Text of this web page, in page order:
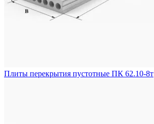
Плиты перекрытия пустотные ПК 62.10-8т